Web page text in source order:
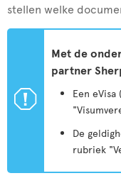
stellen welke
ü
Met de
partner
Een eVisa
De
rubriek